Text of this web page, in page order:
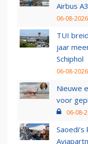
Airbus
06-08-
TUI
jaar
Schiphol
06-08-
Nieuwe
voor
06-08-